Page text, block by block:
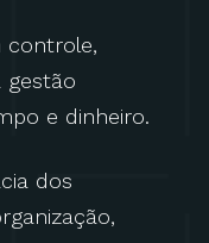
controle,
gestão
e dinheiro.
dos